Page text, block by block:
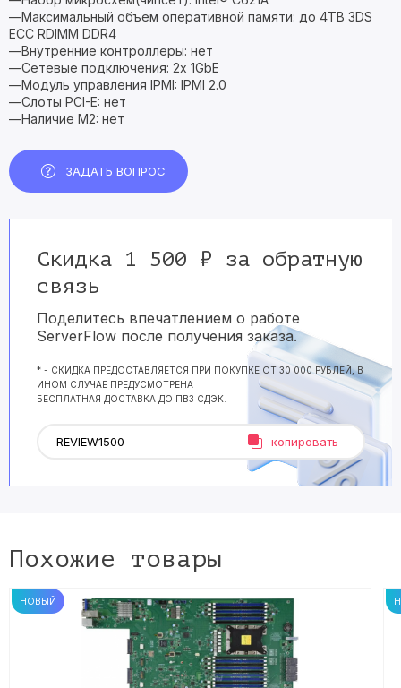
—Максимальный объем оперативной памяти: до 4TB 3DS
ECC RDIMM DDR4
—Внутренние контроллеры: нет
—Сетевые подключения: 2x 1GbE
—Модуль управления IPMI: IPMI 2.0
—Слоты PCI-E: нет
—Наличие M2: нет
ЗАДАТЬ ВОПРОС
Скидка 1 500 ₽ за обратную
связь
Поделитесь впечатлением о работе
ServerFlow после получения заказа.
* - СКИДКА ПРЕДОСТАВЛЯЕТСЯ ПРИ ПОКУПКЕ ОТ 30 000 РУБЛЕЙ, В
ИНОМ СЛУЧАЕ ПРЕДУСМОТРЕНА
БЕСПЛАТНАЯ ДОСТАВКА ДО ПВЗ СДЭК.
копировать
Похожие товары
НОВЫЙ